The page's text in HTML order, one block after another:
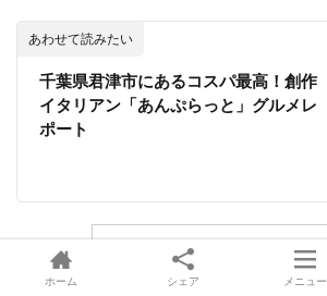
あわせて読みたい
千葉県君津市にあるコスパ最高！創作
イタリアン「あんぷらっと」グルメレ
ポート
ホーム シェア メニュー